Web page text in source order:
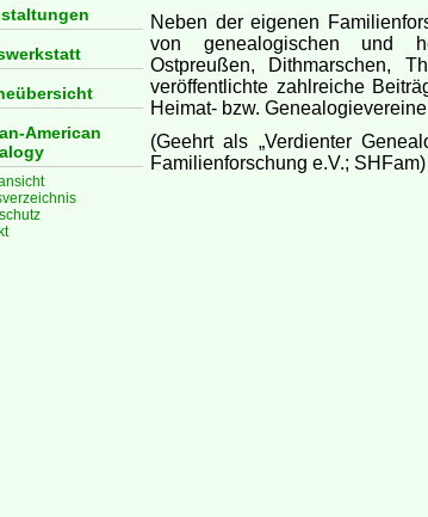
American
Neben der eigenen
von genealogischen und
Ostpreußen, Dithmarschen,
veröffentlichte zahlreiche
Heimat- bzw.
(Geehrt als „Verdienter
Familienforschung e.V.; SHFam)